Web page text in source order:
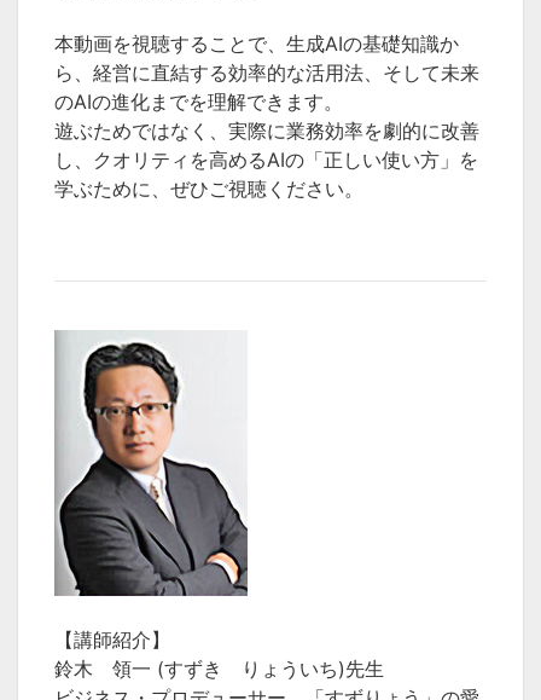
本動画を視聴することで、生成AIの基礎知識か
ら、経営に直結する効率的な活用法、そして未来
のAIの進化までを理解できます。
遊ぶためではなく、実際に業務効率を劇的に改善
し、クオリティを高めるAIの「正しい使い方」を
学ぶために、ぜひご視聴ください。
【講師紹介】
鈴木 領一 (すずき りょういち)先生